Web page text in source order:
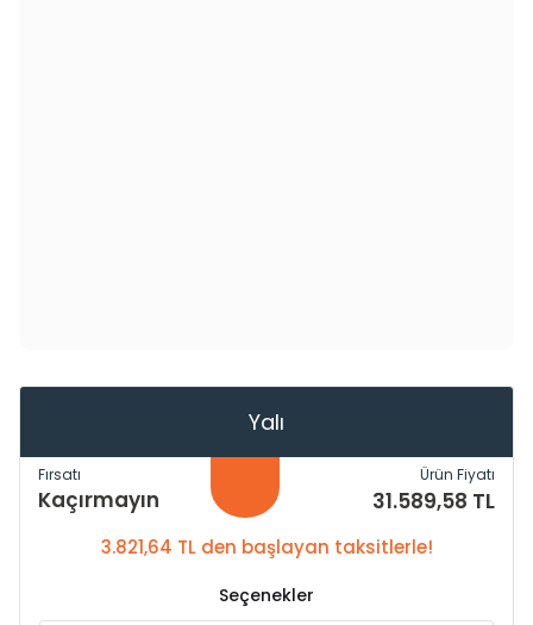
Yalı
Fırsatı
Kaçırmayın
Ürün Fiyatı
31.589,58 TL
3.821,64 TL den başlayan taksitlerle!
Seçenekler